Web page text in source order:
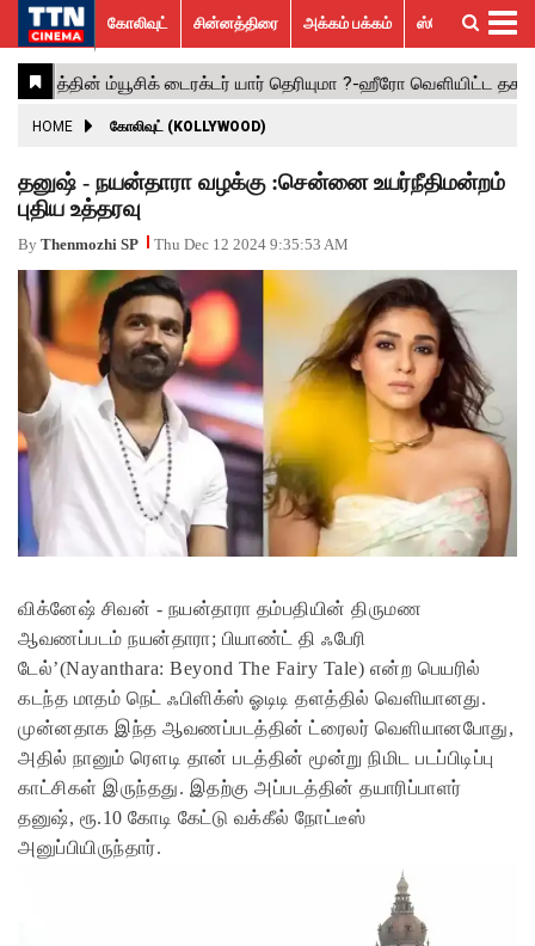
கோலிவுட்
சின்னத்திரை
பாலிவுட்
ஹாலிவுட்
அக்கம்
பக்கம்
ஸ்பெஷல்
ஸ்டோரீஸ்
விமர்சனம்
GALLERY
ACTRESS
ACTORS
MOVIESTILLS
EVENTS
VIDEOS
What’s
Hot
Trending
News
கோலிவுட் சின்னத்திரை அக்கம் பக்கம் ஸ்பெஷல் ஸ்டோரீஸ்
HOME கோலிவுட் (KOLLYWOOD)
தனுஷ் - நயன்தாரா வழக்கு :சென்னை உயர்நீதிமன்றம்
புதிய உத்தரவு
By Thenmozhi SP Thu Dec 12 2024 9:35:53 AM
விக்னேஷ் சிவன் - நயன்தாரா தம்பதியின் திருமண
ஆவணப்படம் நயன்தாரா; பியாண்ட் தி ஃபேரி
டேல்’(Nayanthara: Beyond The Fairy Tale) என்ற பெயரில்
கடந்த மாதம் நெட் ஃபிளிக்ஸ் ஓடிடி தளத்தில் வெளியானது.
முன்னதாக இந்த ஆவணப்படத்தின் ட்ரைலர் வெளியானபோது,
அதில் நானும் ரௌடி தான் படத்தின் மூன்று நிமிட படப்பிடிப்பு
காட்சிகள் இருந்தது. இதற்கு அப்படத்தின் தயாரிப்பாளர்
தனுஷ், ரூ.10 கோடி கேட்டு வக்கீல் நோட்டீஸ்
அனுப்பியிருந்தார்.